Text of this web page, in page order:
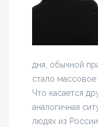
дня, обычной
стало
Что касается
аналогичная
людях из